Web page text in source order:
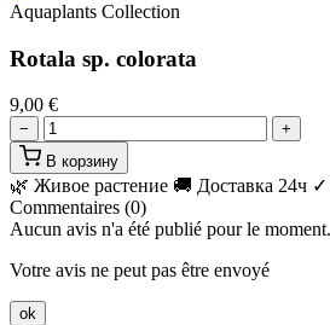
Aquaplants Collection
Rotala sp. colorata
9,00 €
−
+
В корзину
🌿 Живое растение 🚚 Доставка 24ч ✓
Commentaires (0)
Aucun avis n'a été publié pour le moment.
Votre avis ne peut pas être envoyé
ok